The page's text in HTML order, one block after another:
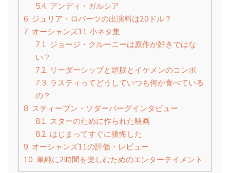
5.4. アンディ・ガルシア
6. ジュリア・ロバーツの出演料は20ドル？
7. オーシャンズ11 小ネタ集
7.1.
ジョージ・クルーニーは原作が好きではな
い？
7.2.
リーダーシップと頭脳とイケメンのコンボ
7.3. ラスティってどうしていつも何か食べている
の？
8. スティーブン・ソダーバーグインタビュー
8.1.
スターのために作られた映画
8.2. はじまってすぐに後悔した
9. オーシャンズ11の評価・レビュー
10. 単純に2時間を楽しむためのエンターテイメント